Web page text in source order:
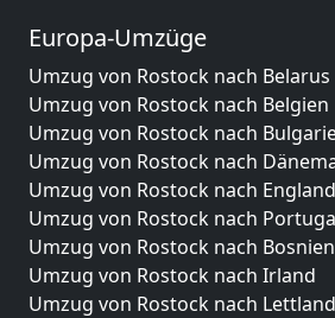
Europa-Umzüge
Umzug von Rostock nach Belarus
Umzug von Rostock nach Belgien
Umzug von Rostock nach
Umzug von Rostock nach
Umzug von Rostock nach England
Umzug von Rostock nach
Umzug von Rostock nach
Umzug von Rostock nach Irland
Umzug von Rostock nach Lettland